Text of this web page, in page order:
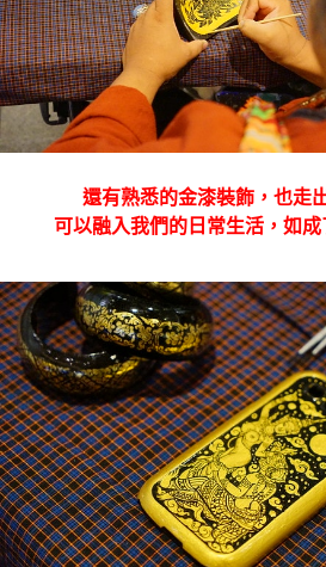
還有熟悉的金漆裝飾，也走
可以融入我們的日常生活，如成